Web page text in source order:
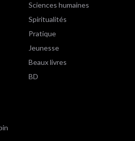
Sciences humaines
Spiritualités
Pratique
Jeunesse
Beaux livres
BD